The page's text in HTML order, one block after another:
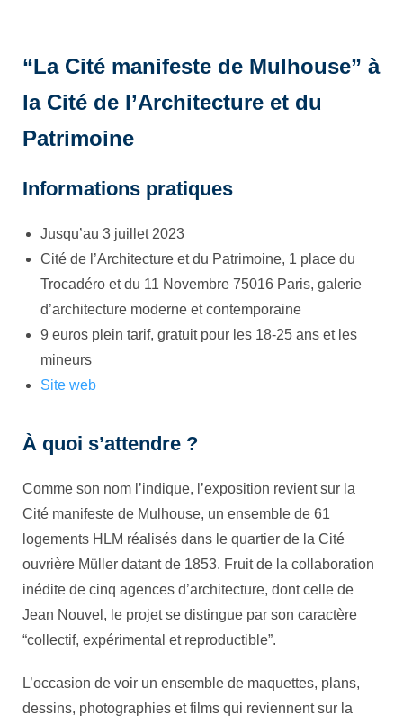
“La Cité manifeste de Mulhouse” à
la Cité de l’Architecture et du
Patrimoine
Informations pratiques
Jusqu’au 3 juillet 2023
Cité de l’Architecture et du Patrimoine, 1 place du
Trocadéro et du 11 Novembre 75016 Paris, galerie
d’architecture moderne et contemporaine
9 euros plein tarif, gratuit pour les 18-25 ans et les
mineurs
Site web
À quoi s’attendre ?
Comme son nom l’indique, l’exposition revient sur la
Cité manifeste de Mulhouse, un ensemble de 61
logements HLM réalisés dans le quartier de la Cité
ouvrière Müller datant de 1853. Fruit de la collaboration
inédite de cinq agences d’architecture, dont celle de
Jean Nouvel, le projet se distingue par son caractère
“collectif, expérimental et reproductible”.
L’occasion de voir un ensemble de maquettes, plans,
dessins, photographies et films qui reviennent sur la